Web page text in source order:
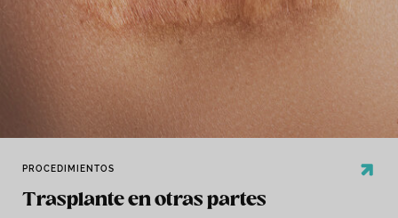
PROCEDIMIENTOS
Trasplante en otras partes